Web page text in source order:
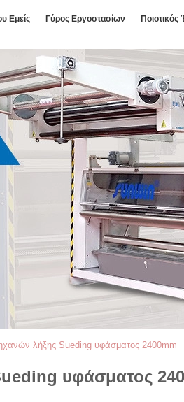
Εμείς Γύρος Εργοστασίων
λήξης Sueding υφάσματος 2400mm
υφάσματος